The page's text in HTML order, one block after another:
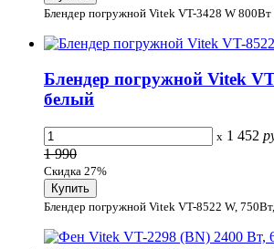
Блендер погружной Vitek VT-3428 W 800Вт
Блендер погружной Vitek
белый
x 1 452
1 990
Скидка 27%
Блендер погружной Vitek VT-8522 W,